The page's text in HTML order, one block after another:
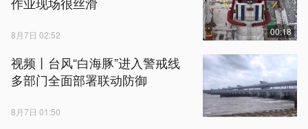
8月7日 02:52 00:18
视频丨台风“白海豚”进入警戒线
多部门全面部署联动防御
8月7日 01:50